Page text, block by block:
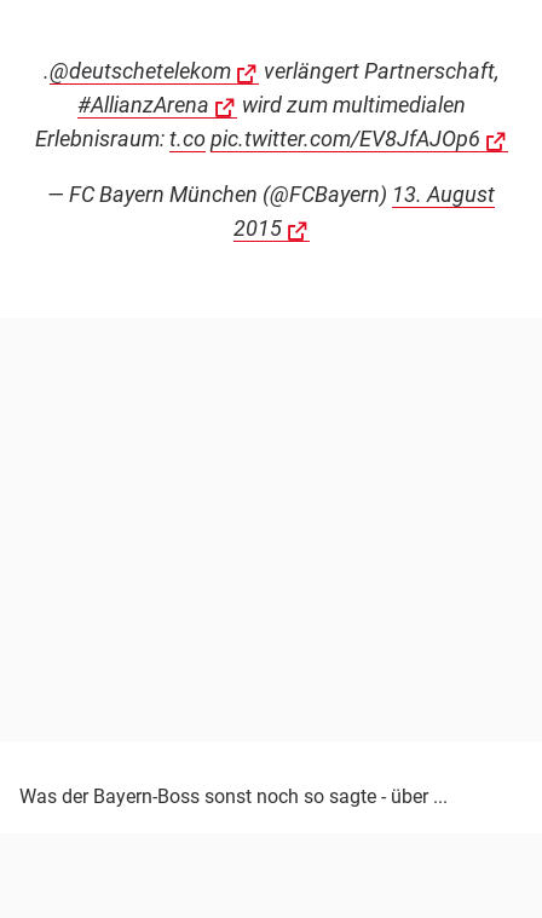
.@deutschetelekom
verlängert Partnerschaft,
#AllianzArena
wird zum multimedialen
Erlebnisraum:t.co pic.twitter.com/EV8JfAJOp6
— FC Bayern München (@FCBayern) 13. August
2015
Was der Bayern-Boss sonst noch so sagte - über ...